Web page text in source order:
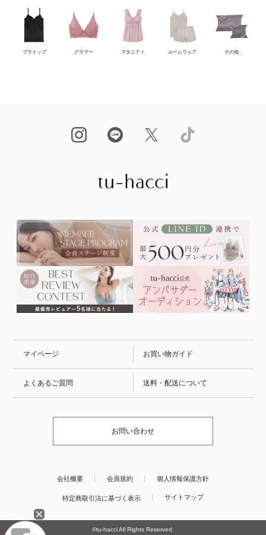
ブラトップ グラマー マタニティ ルームウェア その他
マイページ お買い物ガイド
よくあるご質問 送料・配送について
お問い合わせ
会社概要 会員規約 個人情報保護方針
特定商取引法に基づく表示 サイトマップ
©tu-hacci All Rights Reserved.